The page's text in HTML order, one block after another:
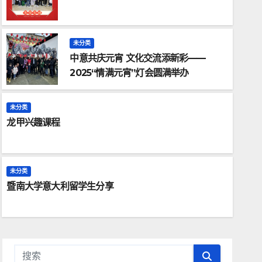
未分类
中意共庆元宵 文化交流添新彩——
2025“情满元宵”灯会圆满举办
未分类
龙甲兴趣课程
未分类
暨南大学意大利留学生分享